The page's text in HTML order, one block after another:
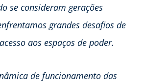
se consideram gerações
grandes desafios de
aos espaços de poder.
de funcionamento das